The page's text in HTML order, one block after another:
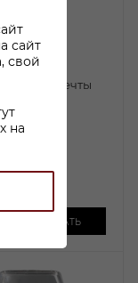
сайт
свой
на
вина Мечты